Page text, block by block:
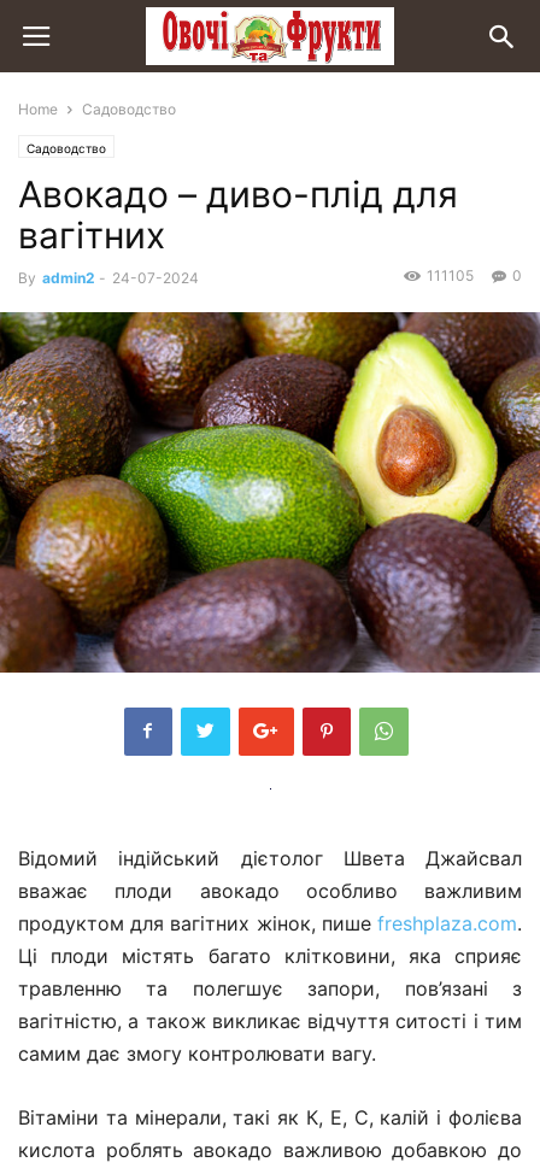
Home Садоводство
Садоводство
Авокадо – диво-плід для
вагітних
By admin2 - 24-07-2024 0
111105
Відомий індійський дієтолог Швета Джайсвал
вважає плоди авокадо особливо важливим
продуктом для вагітних жінок, пише freshplaza.com.
Ці плоди містять багато клітковини, яка сприяє
травленню та полегшує запори, пов’язані з
вагітністю, а також викликає відчуття ситості і тим
самим дає змогу контролювати вагу.
Вітаміни та мінерали, такі як К, Е, С, калій і фолієва
кислота роблять авокадо важливою добавкою до